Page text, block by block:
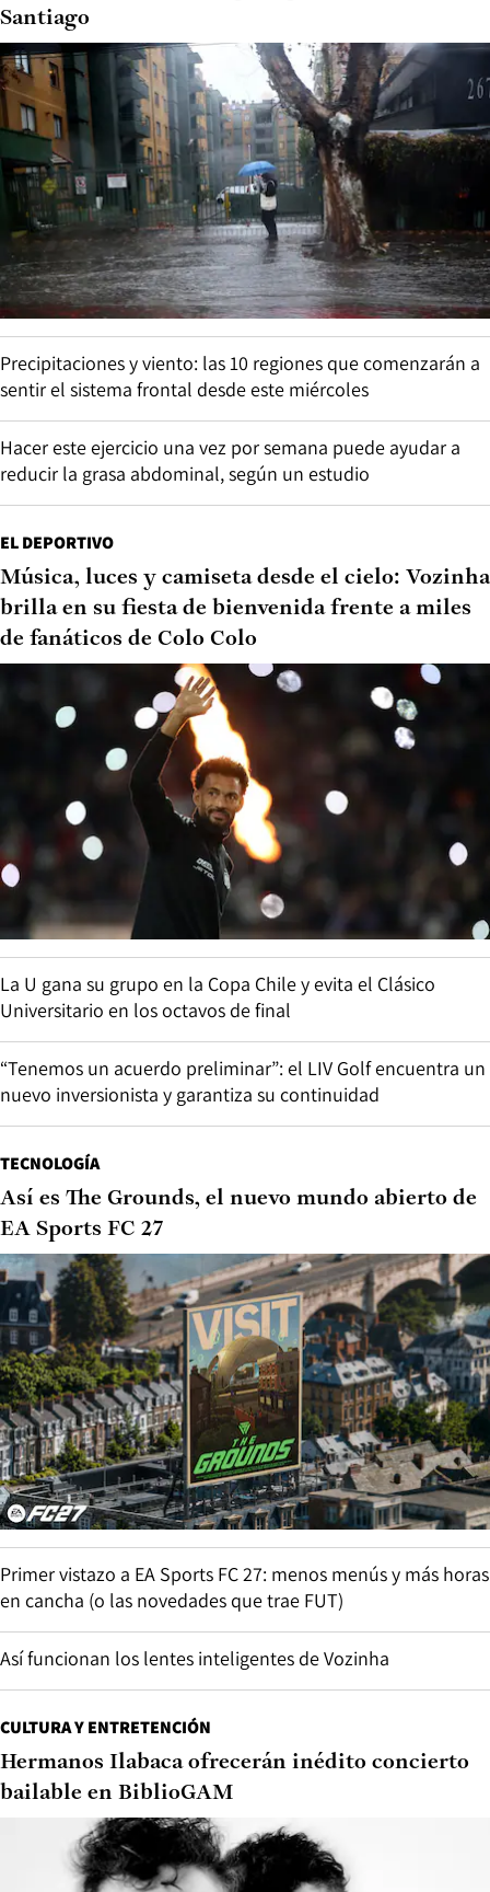
Santiago
Precipitaciones y viento: las 10 regiones que comenzarán a
sentir el sistema frontal desde este miércoles
Hacer este ejercicio una vez por semana puede ayudar a
reducir la grasa abdominal, según un estudio
EL DEPORTIVO
Música, luces y camiseta desde el cielo: Vozinha
brilla en su fiesta de bienvenida frente a miles
de fanáticos de Colo Colo
La U gana su grupo en la Copa Chile y evita el Clásico
Universitario en los octavos de final
“Tenemos un acuerdo preliminar”: el LIV Golf encuentra un
nuevo inversionista y garantiza su continuidad
TECNOLOGÍA
Así es The Grounds, el nuevo mundo abierto de
EA Sports FC 27
Primer vistazo a EA Sports FC 27: menos menús y más horas
en cancha (o las novedades que trae FUT)
Así funcionan los lentes inteligentes de Vozinha
CULTURA Y ENTRETENCIÓN
Hermanos Ilabaca ofrecerán inédito concierto
bailable en BiblioGAM